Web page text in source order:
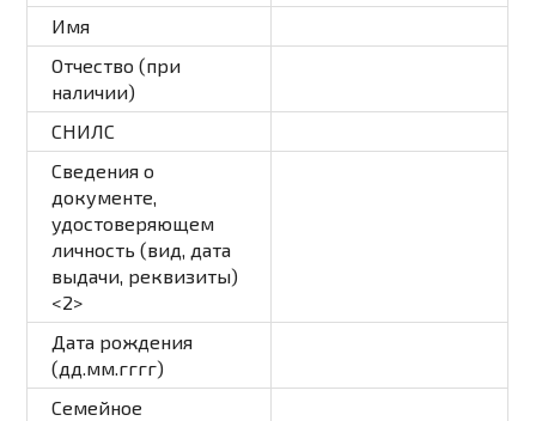
Имя
Отчество (при
наличии)
СНИЛС
Сведения о
документе,
удостоверяющем
личность (вид, дата
выдачи, реквизиты)
<2>
Дата рождения
(дд.мм.гггг)
Семейное